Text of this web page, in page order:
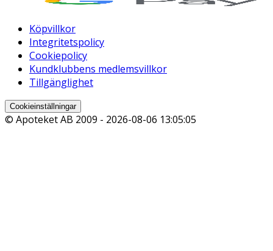
Köpvillkor
Integritetspolicy
Cookiepolicy
Kundklubbens medlemsvillkor
Tillgänglighet
Cookieinställningar
© Apoteket AB 2009 - 2026-08-06 13:05:05